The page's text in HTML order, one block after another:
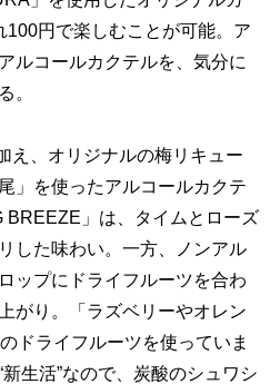
100円で楽しむことが可能。ア
ルコールカクテルを、気分に
。
え、オリジナルの梅リキュー
」を使ったアルコールカクテ
BREEZE」は、タイムとローズ
した味わい。一方、ノンアル
ップにドライフルーツを合わ
がり。「ラズベリーやオレン
ドライフルーツを使っていま
生活”なので、炭酸のシュワシ